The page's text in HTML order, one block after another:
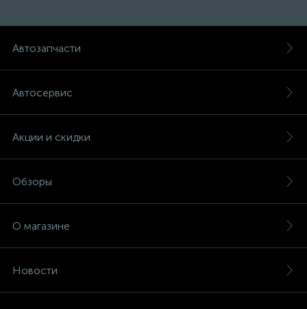
Автозапчасти
Автосервис
Акции и скидки
Обзоры
О магазине
Новости